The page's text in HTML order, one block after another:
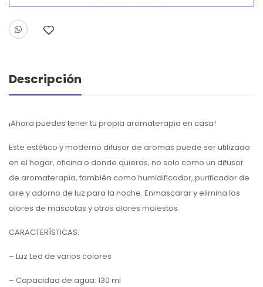
Descripción
¡Ahora puedes tener tu propia aromaterapia en casa!
Este estético y moderno difusor de aromas puede ser utilizado
en el hogar, oficina o donde quieras, no solo como un difusor
de aromaterapia, también como humidificador, purificador de
aire y adorno de luz para la noche. Enmascarar y elimina los
olores de mascotas y otros olores molestos.
CARACTERÍSTICAS:
– Luz Led de varios colores
– Capacidad de agua: 130 ml